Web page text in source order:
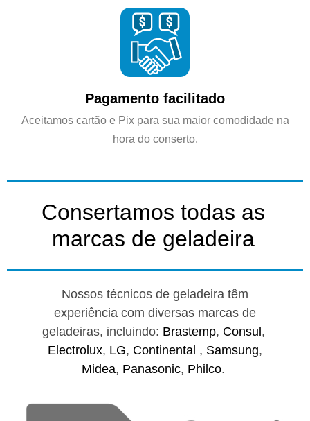
Pagamento facilitado
Aceitamos cartão e Pix para sua maior comodidade na
hora do conserto.
Consertamos todas as
marcas de geladeira
Nossos técnicos de geladeira têm
experiência com diversas marcas de
geladeiras, incluindo: Brastemp, Consul ,
Electrolux, LG, Continental , Samsung,
Midea, Panasonic, Philco.